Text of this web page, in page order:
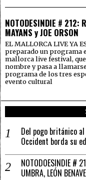
NOTODESINDIE # 212:
MAYANS y JOE ORSON
EL MALLORCA LIVE YA
preparado un programa
mallorca live festival,
nombre y pasa a
programa de los tres
evento cultural
Del pogo británico
Occident borda su
NOTODOESINDIE #
UMBRA, LEÓN